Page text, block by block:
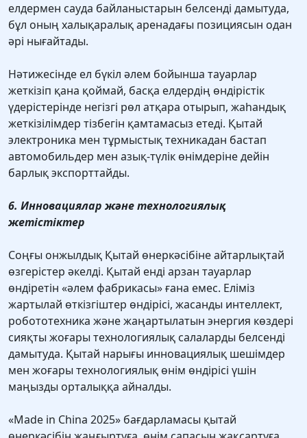
елдермен сауда байланыстарын белсенді дамытуда,
бұл оның халықаралық аренадағы позициясын одан
әрі нығайтады.
Нәтижесінде ел бүкіл әлем бойынша тауарлар
жеткізіп қана қоймай, басқа елдердің өндірістік
үдерістерінде негізгі рөл атқара отырып, жаһандық
жеткізілімдер тізбегін қамтамасыз етеді. Қытай
электроника мен тұрмыстық техникадан бастап
автомобильдер мен азық-түлік өнімдеріне дейін
барлық экспорттайды.
6. Инновациялар және технологиялық
жетістіктер
Соңғы онжылдық Қытай өнеркәсібіне айтарлықтай
өзгерістер әкелді. Қытай енді арзан тауарлар
өндіретін «әлем фабрикасы» ғана емес. Еліміз
жартылай өткізгіштер өндірісі, жасанды интеллект,
робототехника және жаңартылатын энергия көздері
сияқты жоғары технологиялық салаларды белсенді
дамытуда. Қытай нарығы инновациялық шешімдер
мен жоғары технологиялық өнім өндірісі үшін
маңызды орталыққа айналды.
«Made in China 2025» бағдарламасы қытай